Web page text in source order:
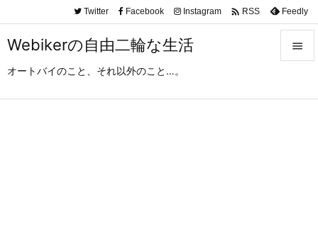
Webikerの自由二輪な生活
オートバイのこと、それ以外のこと…。

Twitter Facebook Instagram  RSS Feedly